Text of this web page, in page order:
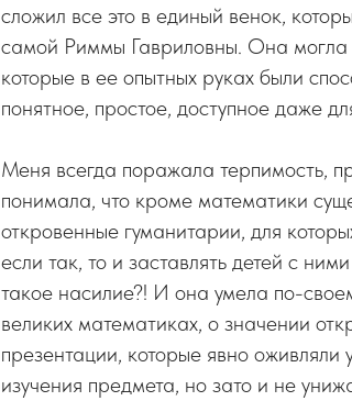
сложил все это в единый венок,
самой Риммы Гавриловны. Она могла
которые в ее опытных руках были
понятное, простое, доступное даже
Меня всегда поражала терпимость,
понимала, что кроме математики
откровенные гуманитарии, для
если так, то и заставлять детей с
такое насилие?! И она умела по-
великих математиках, о значении
презентации, которые явно
изучения предмета, но зато и не